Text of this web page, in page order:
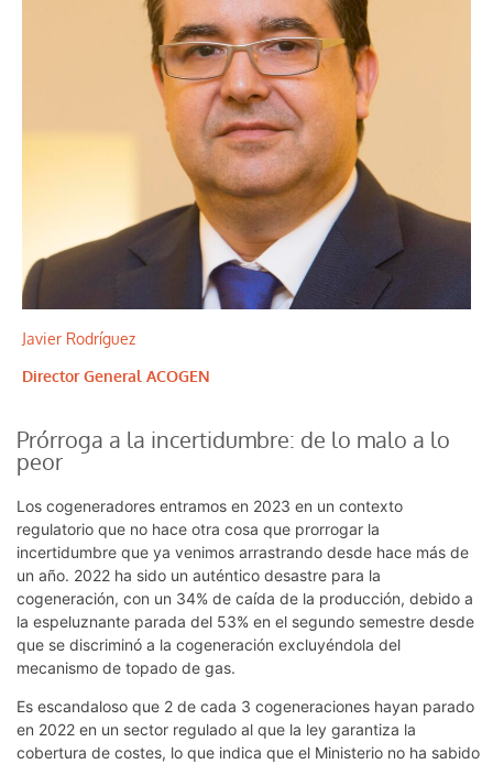
Javier Rodríguez
Director General ACOGEN
Prórroga a la incertidumbre: de lo malo a lo
peor
Los cogeneradores entramos en 2023 en un contexto
regulatorio que no hace otra cosa que prorrogar la
incertidumbre que ya venimos arrastrando desde hace más de
un año. 2022 ha sido un auténtico desastre para la
cogeneración, con un 34% de caída de la producción, debido a
la espeluznante parada del 53% en el segundo semestre desde
que se discriminó a la cogeneración excluyéndola del
mecanismo de topado de gas.
Es escandaloso que 2 de cada 3 cogeneraciones hayan parado
en 2022 en un sector regulado al que la ley garantiza la
cobertura de costes, lo que indica que el Ministerio no ha sabido